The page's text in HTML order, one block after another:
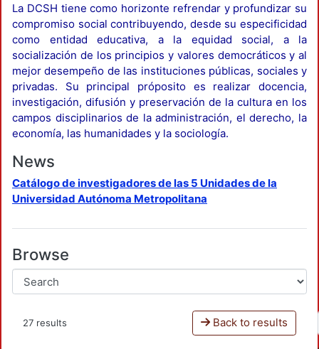
La DCSH tiene como horizonte refrendar y profundizar su
compromiso social contribuyendo, desde su especificidad
como entidad educativa, a la equidad social, a la
socialización de los principios y valores democráticos y al
mejor desempeño de las instituciones públicas, sociales y
privadas. Su principal próposito es realizar docencia,
investigación, difusión y preservación de la cultura en los
campos disciplinarios de la administración, el derecho, la
economía, las humanidades y la sociología.
News
Catálogo de investigadores de las 5 Unidades de la
Universidad Autónoma Metropolitana
Browse
27 results Back to results